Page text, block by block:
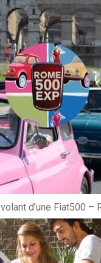
d’une Fiat500 –